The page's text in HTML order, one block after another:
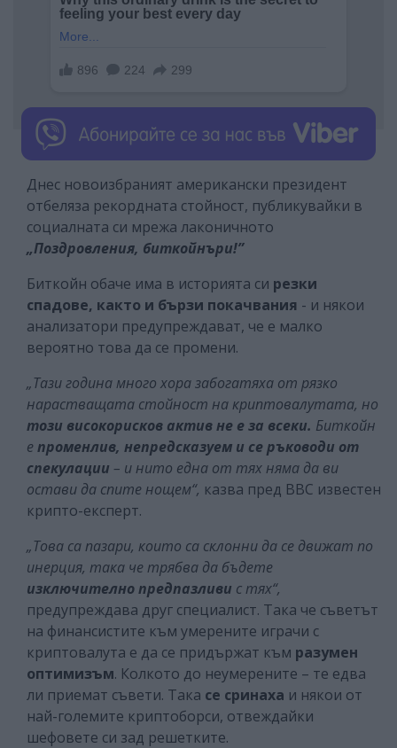
Днес новоизбраният американски президент
отбеляза рекордната стойност, публикувайки в
социалната си мрежа лаконичното
„Поздровления, биткойнъри!”
Биткойн обаче има в историята си резки
спадове, както и бързи покачвания - и някои
анализатори предупреждават, че е малко
вероятно това да се промени.
„Тази година много хора забогатяха от рязко
нарастващата стойност на криптовалутата, но
този високорисков актив не е за всеки. Биткойн
е променлив, непредсказуем и се ръководи от
спекулации – и нито една от тях няма да ви
остави да спите нощем“, казва пред ВВС известен
крипто-експерт.
„Това са пазари, които са склонни да се движат по
инерция, така че трябва да бъдете
изключително предпазливи с тях“,
предупреждава друг специалист. Така че съветът
на финансистите към умерените играчи с
криптовалута е да се придържат към разумен
оптимизъм. Колкото до неумерените – те едва
ли приемат съвети. Така се сринаха и някои от
най-големите криптоборси, отвеждайки
шефовете си зад решетките.